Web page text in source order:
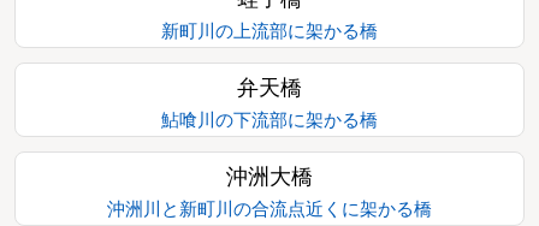
新町川の上流部に架かる橋
弁天橋
鮎喰川の下流部に架かる橋
沖洲大橋
沖洲川と新町川の合流点近くに架かる橋